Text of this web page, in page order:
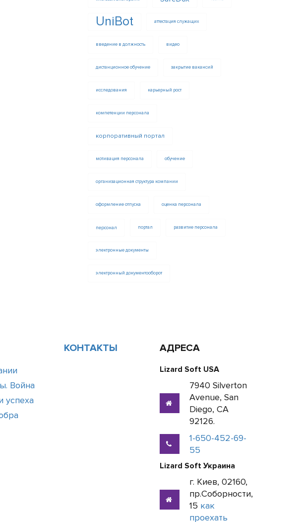
UniBot аттестация служащих
введение в должность видео
дистанционное обучение закрытие вакансий
исследования карьерный рост
компетенции персонала
корпоративный портал
мотивация персонала обучение
организационная структура компании
оформление отпуска оценка персонала
персонал портал развитие персонала
электронные документы
электронный документооборот
Война
успеха
КОНТАКТЫ АДРЕСА
Lizard Soft USA
7940 Silverton
Avenue, San
Diego, CA
92126.
1-650-452-69-
55
Lizard Soft Украина
г. Киев, 02160,
пр.Соборности,
15 как
проехать